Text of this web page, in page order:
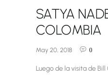
SATYA
COLOMBIA
May 20, 2018 0
Luego de la visita de